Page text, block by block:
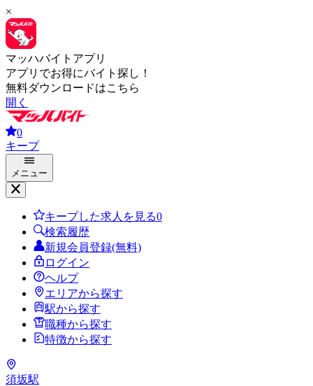
×
マッハバイトアプリ
アプリでお得にバイト探し！
無料ダウンロードはこちら
開く
0
キープ
メニュー
キープした求人を見る0
検索履歴
新規会員登録(無料)
ログイン
ヘルプ
エリアから探す
駅から探す
職種から探す
特徴から探す
須坂駅